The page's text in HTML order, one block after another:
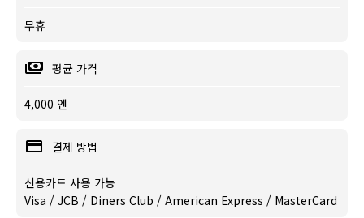
무휴
평균 가격
4,000 엔
결제 방법
신용카드 사용 가능
Visa / JCB / Diners Club / American Express / MasterCard